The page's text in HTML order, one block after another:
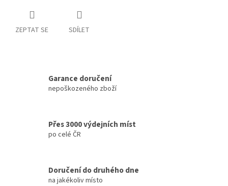
ZEPTAT SE SDÍLET
Garance doručení
nepoškozeného zboží
Přes 3000 výdejních míst
po celé ČR
Doručení do druhého dne
na jakékoliv místo